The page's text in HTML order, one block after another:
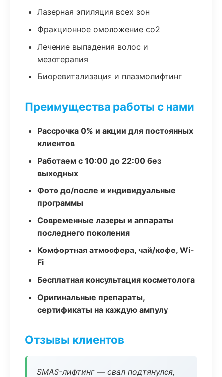
Лазерная эпиляция всех зон
Фракционное омоложение co2
Лечение выпадения волос и
мезотерапия
Биоревитализация и плазмолифтинг
Преимущества работы с нами
Рассрочка 0% и акции для постоянных
клиентов
Работаем с 10:00 до 22:00 без
выходных
Фото до/после и индивидуальные
программы
Современные лазеры и аппараты
последнего поколения
Комфортная атмосфера, чай/кофе, Wi-
Fi
Бесплатная консультация косметолога
Оригинальные препараты,
сертификаты на каждую ампулу
Отзывы клиентов
SMAS-лифтинг — овал подтянулся,